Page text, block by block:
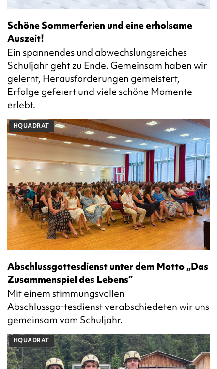
Schöne Sommerferien und eine erholsame
Auszeit!
Ein spannendes und abwechslungsreiches
Schuljahr geht zu Ende. Gemeinsam haben wir
gelernt, Herausforderungen gemeistert,
Erfolge gefeiert und viele schöne Momente
erlebt.
HQUADRAT
Abschlussgottesdienst unter dem Motto „Das
Zusammenspiel des Lebens“
Mit einem stimmungsvollen
Abschlussgottesdienst verabschiedeten wir uns
gemeinsam vom Schuljahr.
HQUADRAT